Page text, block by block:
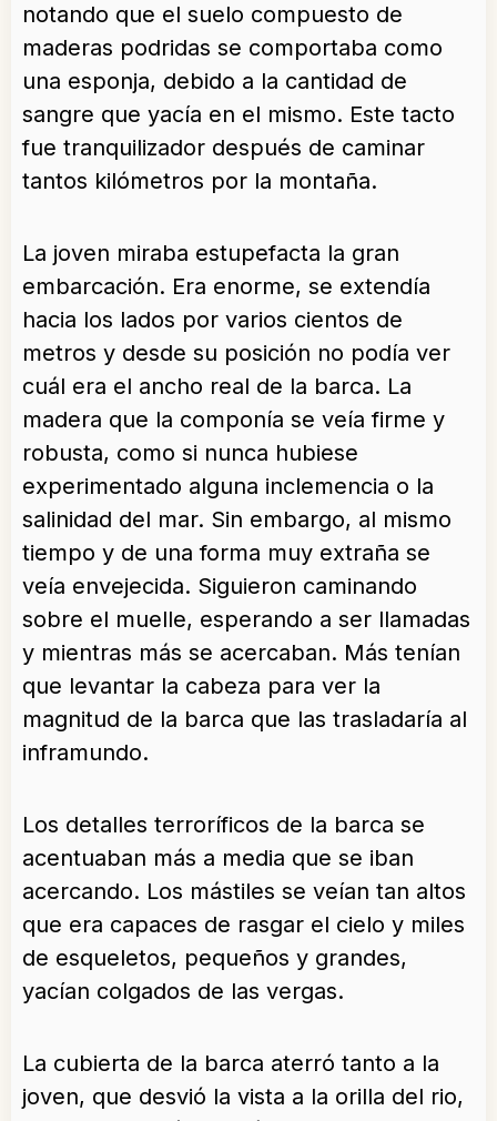
notando que el suelo compuesto de
maderas podridas se comportaba como
una esponja, debido a la cantidad de
sangre que yacía en el mismo. Este tacto
fue tranquilizador después de caminar
tantos kilómetros por la montaña.
La joven miraba estupefacta la gran
embarcación. Era enorme, se extendía
hacia los lados por varios cientos de
metros y desde su posición no podía ver
cuál era el ancho real de la barca. La
madera que la componía se veía firme y
robusta, como si nunca hubiese
experimentado alguna inclemencia o la
salinidad del mar. Sin embargo, al mismo
tiempo y de una forma muy extraña se
veía envejecida. Siguieron caminando
sobre el muelle, esperando a ser llamadas
y mientras más se acercaban. Más tenían
que levantar la cabeza para ver la
magnitud de la barca que las trasladaría al
inframundo.
Los detalles terroríficos de la barca se
acentuaban más a media que se iban
acercando. Los mástiles se veían tan altos
que era capaces de rasgar el cielo y miles
de esqueletos, pequeños y grandes,
yacían colgados de las vergas.
La cubierta de la barca aterró tanto a la
joven, que desvió la vista a la orilla del rio,